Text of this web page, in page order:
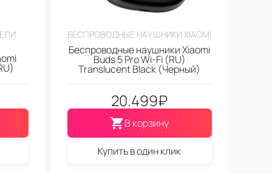
БЕСПРОВОДНЫЕ НАУШНИКИ XIAOMI
Беспроводные наушники Xiaomi
Buds 5 Pro Wi-Fi (RU)
Translucent Black (Черный)
20.499₽
В корзину
Купить в один клик